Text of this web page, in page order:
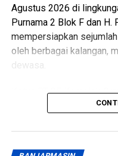
Agustus 2026 di
Purnama 2 Blok F dan
mempersiapkan
oleh berbagai kalangan,
dewasa.
Ketua RT 25 Komplek
Naparin, mengatakan